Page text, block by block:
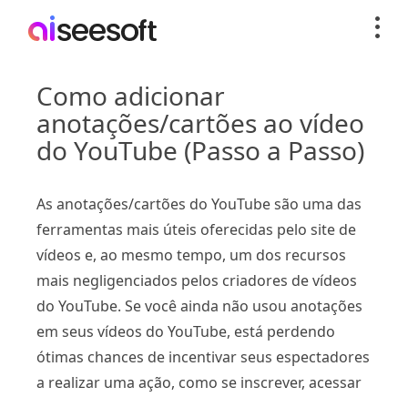
Como adicionar
anotações/cartões ao vídeo
do YouTube (Passo a Passo)
As anotações/cartões do YouTube são uma das
ferramentas mais úteis oferecidas pelo site de
vídeos e, ao mesmo tempo, um dos recursos
mais negligenciados pelos criadores de vídeos
do YouTube. Se você ainda não usou anotações
em seus vídeos do YouTube, está perdendo
ótimas chances de incentivar seus espectadores
a realizar uma ação, como se inscrever, acessar